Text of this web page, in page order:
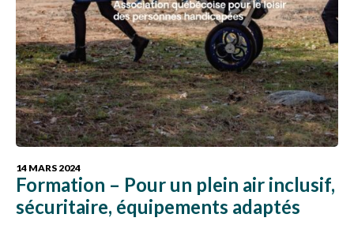
14 MARS 2024
Formation – Pour un plein air inclusif,
sécuritaire, équipements adaptés